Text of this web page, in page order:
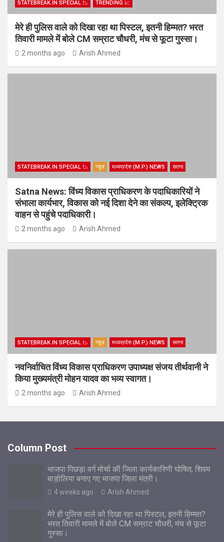
STATEBREAK.IN SPECIAL 📉 TRENDING 📈
मेरे ही पुलिस वाले को दिखा रहा था पिस्टल, इतनी हिम्मत? भरत
तिवारी मामले में बोले CM सम्राट चौधरी, मंच से फूटा गुस्सा।
2 months ago Arish Ahmed
STATEBREAK.IN SPECIAL 📉 न्यूज़ मध्यप्रदेश (M.P.) NEWS सतना
Satna News: विंध्य विकास प्राधिकरण के पदाधिकारियों ने
संभाला कार्यभार, विकास को नई दिशा देने का संकल्प, इलेक्ट्रिक
वाहन से पहुंचे पदाधिकारी।
2 months ago Arish Ahmed
STATEBREAK.IN SPECIAL 📉 न्यूज़ मध्यप्रदेश (M.P.) NEWS सतना
नवनिर्वाचित विंध्य विकास प्राधिकरण उपाध्यक्ष संजय तीर्थवानी ने
किया मुख्यमंत्री मोहन यादव का भव्य स्वागत।
2 months ago Arish Ahmed
Column Post
भाजपा पिछड़ा वर्ग मोर्चा की जिला कार्यकारिणी घोषित, शिवम
बाड़ोलिया बनाए गए भाजपा जिला मंत्री।
4 weeks ago Arish Ahmed
मेरे ही पुलिस वाले को दिखा रहा था पिस्टल, इतनी हिम्मत?
भरत तिवारी मामले में बोले CM सम्राट चौधरी, मंच से फूटा
गुस्सा।